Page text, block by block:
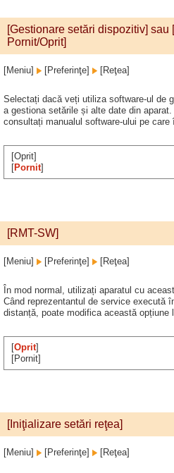
[Gestionare setări dispozitiv] sau
Pornit/Oprit]
[Meniu] [Preferinţe] [Reţea]
Selectați dacă veți utiliza software-ul de
a gestiona setările și alte date din
consultați manualul software-ului pe care
[Oprit]
[Pornit]
[RMT-SW]
[Meniu] [Preferinţe] [Reţea]
În mod normal, utilizați aparatul cu
Când reprezentantul de service execută
distanță, poate modifica această opțiune
[Oprit]
[Pornit]
[Iniţializare setări reţea]
[Meniu] [Preferinţe] [Reţea]